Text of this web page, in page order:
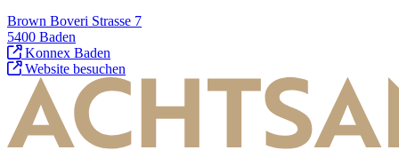
Brown Boveri Strasse 7
5400 Baden
Konnex Baden
Website besuchen